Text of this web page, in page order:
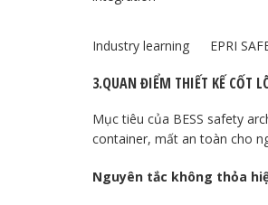
Industry learning EPRI
3.QUAN ĐIỂM THIẾT KẾ CỐT
Mục tiêu của BESS safety
container, mất an toàn cho
Nguyên tắc không thỏa